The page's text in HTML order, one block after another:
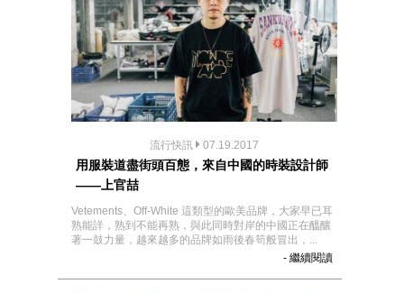
流行快訊 07.19.2017
用服裝道盡街頭百態，來自中國的時裝設計師
——上官喆
Vetements、Off-White 這類型的歐美品牌，大家早已耳
熟能詳，熟到不能再熟，與此同時對岸的中國正在醞釀
著一鼓力量，越來越多的品牌如雨後春筍般冒出，...
- 繼續閱讀